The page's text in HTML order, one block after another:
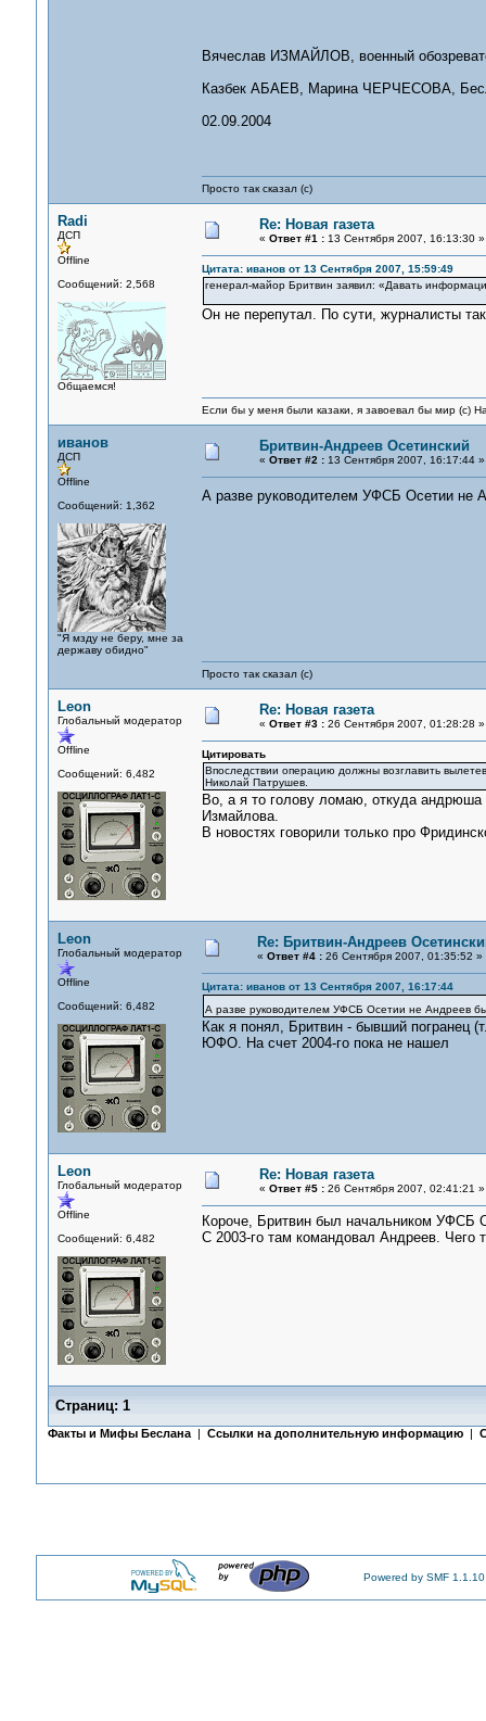
Вячеслав ИЗМАЙЛОВ, военный
Казбек АБАЕВ, Марина ЧЕРЧЕСОВА,
02.09.2004
Просто так сказал (с)
Radi
ДСП
Offline
Сообщений: 2,568
Общаемся!
Re: Новая газета
« Ответ #1 :13 Сентября 2007, 16:13:30 »
Цитата: иванов от 13 Сентября 2007, 15:59:49
генерал-майор Бритвин заявил: «Давать
Он не перепутал. По сути, журналисты
Если бы у меня были казаки, я завоевал бы мир (с)
иванов
ДСП
Offline
Сообщений: 1,362
"Я мзду не беру, мне за
державу обидно"
Бритвин-Андреев Осетинский
« Ответ #2 :13 Сентября 2007, 16:17:44 »
А разве руководителем УФСБ Осетии не
Просто так сказал (с)
Leon
Глобальный модератор
Offline
Сообщений: 6,482
Re: Новая газета
« Ответ #3 :26 Сентября 2007, 01:28:28 »
Цитировать
Впоследствии операцию должны возглавить
Николай Патрушев.
Во, а я то голову ломаю, откуда
Измайлова.
В новостях говорили только про
Leon
Глобальный модератор
Offline
Сообщений: 6,482
Re: Бритвин-Андреев
« Ответ #4 :26 Сентября 2007, 01:35:52 »
Цитата: иванов от 13 Сентября 2007, 16:17:44
А разве руководителем УФСБ Осетии не Андреев
Как я понял, Бритвин - бывший погранец
ЮФО. На счет 2004-го пока не нашел
Leon
Глобальный модератор
Offline
Сообщений: 6,482
Re: Новая газета
« Ответ #5 :26 Сентября 2007, 02:41:21 »
Короче, Бритвин был начальником УФСБ
С 2003-го там командовал Андреев. Чего
Страниц: 1
Факты и Мифы Беслана| Ссылки на дополнительную информацию|
Powered by SMF 1.1.10